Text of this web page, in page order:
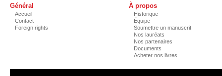
Général
Accueil
Contact
Foreign rights
À propos
Historique
Équipe
Soumettre un manuscrit
Nos lauréats
Nos partenaires
Documents
Acheter nos livres